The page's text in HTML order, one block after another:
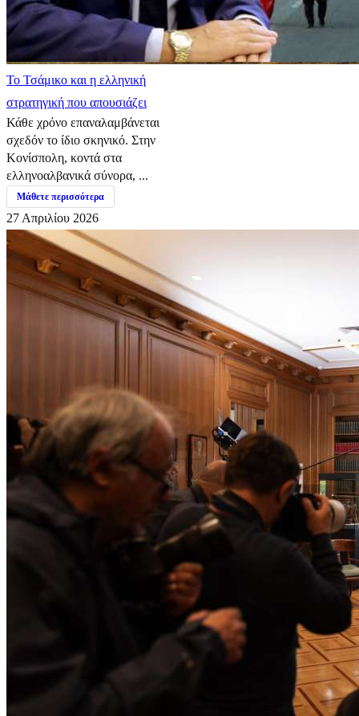
​Το Τσάμικο και η ελληνική
στρατηγική που απουσιάζει
Κάθε χρόνο επαναλαμβάνεται
σχεδόν το ίδιο σκηνικό. Στην
Κονίσπολη, κοντά στα
ελληνοαλβανικά σύνορα, ...
Μάθετε περισσότερα
27 Απριλίου 2026